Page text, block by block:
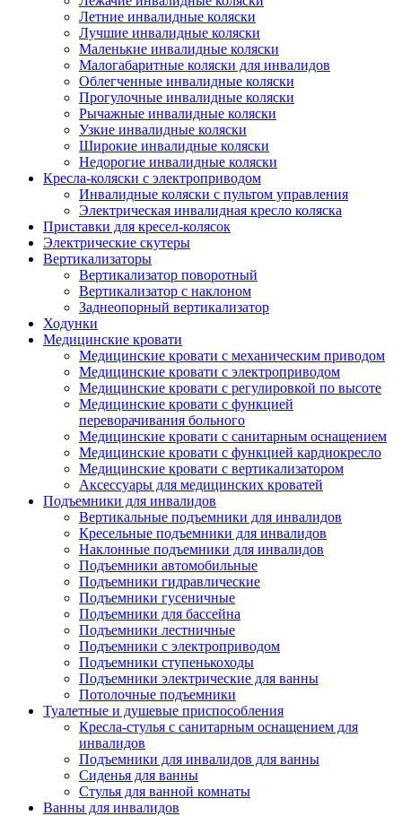
Летние инвалидные коляски
Лучшие инвалидные коляски
Маленькие инвалидные коляски
Малогабаритные коляски для инвалидов
Облегченные инвалидные коляски
Прогулочные инвалидные коляски
Рычажные инвалидные коляски
Узкие инвалидные коляски
Широкие инвалидные коляски
Недорогие инвалидные коляски
Кресла-коляски с электроприводом
Инвалидные коляски с пультом управления
Электрическая инвалидная кресло коляска
Приставки для кресел-колясок
Электрические скутеры
Вертикализаторы
Вертикализатор поворотный
Вертикализатор с наклоном
Заднеопорный вертикализатор
Ходунки
Медицинские кровати
Медицинские кровати с механическим приводом
Медицинские кровати с электроприводом
Медицинские кровати с регулировкой по высоте
Медицинские кровати с функцией
переворачивания больного
Медицинские кровати с санитарным оснащением
Медицинские кровати с функцией кардиокресло
Медицинские кровати с вертикализатором
Аксессуары для медицинских кроватей
Подъемники для инвалидов
Вертикальные подъемники для инвалидов
Кресельные подъемники для инвалидов
Наклонные подъемники для инвалидов
Подъемники автомобильные
Подъемники гидравлические
Подъемники гусеничные
Подъемники для бассейна
Подъемники лестничные
Подъемники с электроприводом
Подъемники ступенькоходы
Подъемники электрические для ванны
Потолочные подъемники
Туалетные и душевые приспособления
Кресла-стулья с санитарным оснащением для
инвалидов
Подъемники для инвалидов для ванны
Сиденья для ванны
Стулья для ванной комнаты
Ванны для инвалидов